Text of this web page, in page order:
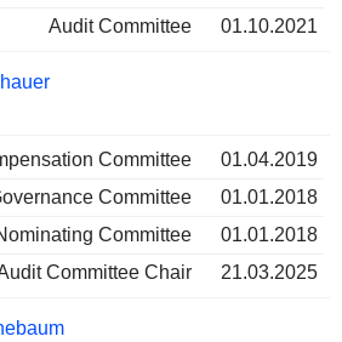
Audit Committee
01.10.2021
Committee
01.04.2019
Committee
01.01.2018
Committee
01.01.2018
Committee Chair
21.03.2025